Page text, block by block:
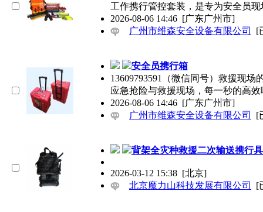
工作携行管控套装，是专为安全员现
2026-08-06 14:46 [广东广州市]
广州市维森安全设备有限公司
[
安全员携行箱
13609793591（微信同号）救援现
应急抢险与救援现场，每一秒的高效
2026-08-06 14:46 [广东广州市]
广州市维森安全设备有限公司
[
背架全灾种救援二次输送携行具
2026-03-12 15:38 [北京]
北京魔力山科技发展有限公司
[